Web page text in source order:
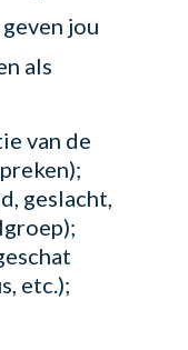
jou
als
van de
geslacht,
etc.);